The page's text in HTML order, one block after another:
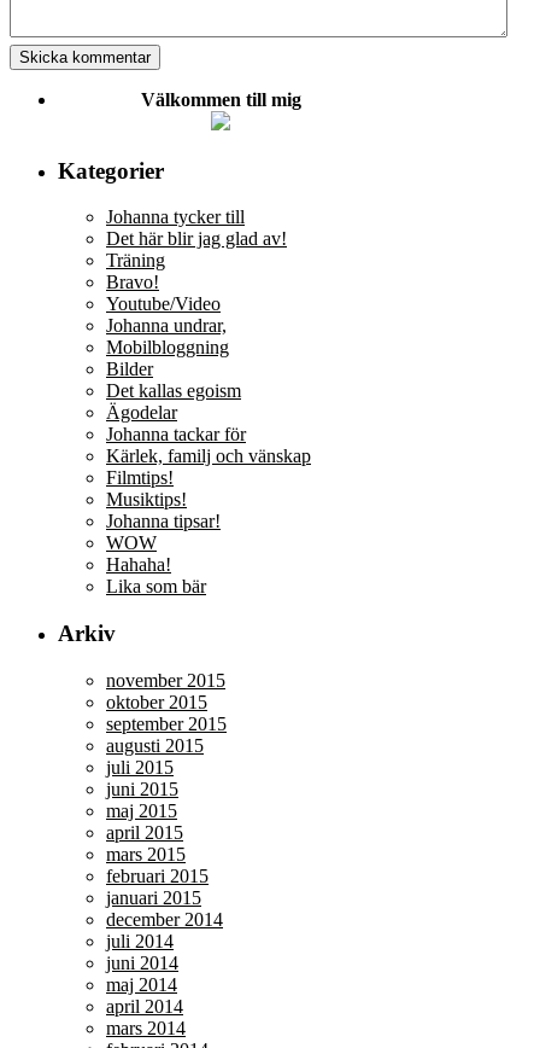
Välkommen till mig
Kategorier
Johanna tycker till
Det här blir jag glad av!
Träning
Bravo!
Youtube/Video
Johanna undrar,
Mobilbloggning
Bilder
Det kallas egoism
Ägodelar
Johanna tackar för
Kärlek, familj och vänskap
Filmtips!
Musiktips!
Johanna tipsar!
WOW
Hahaha!
Lika som bär
Arkiv
november 2015
oktober 2015
september 2015
augusti 2015
juli 2015
juni 2015
maj 2015
april 2015
mars 2015
februari 2015
januari 2015
december 2014
juli 2014
juni 2014
maj 2014
april 2014
mars 2014